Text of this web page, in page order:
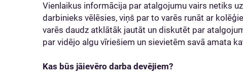
Vienlaikus informācija par atalgojumu vairs netiks
darbinieks vēlēsies, viņš par to varēs runāt ar
varēs daudz atklātāk jautāt un diskutēt par
par vidējo algu vīriešiem un sievietēm savā amata
Kas būs jāievēro darba devējiem?